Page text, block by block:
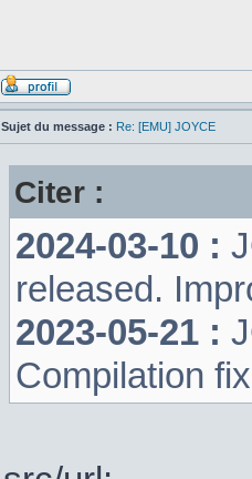
Sujet du message : Re: [EMU] JOYCE
Citer :
2024-03-10 :
released.
2023-05-21 :
Compilation